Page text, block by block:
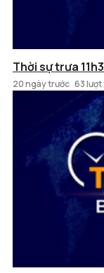
Thời sự trưa
20 ngày trước 63 lượt